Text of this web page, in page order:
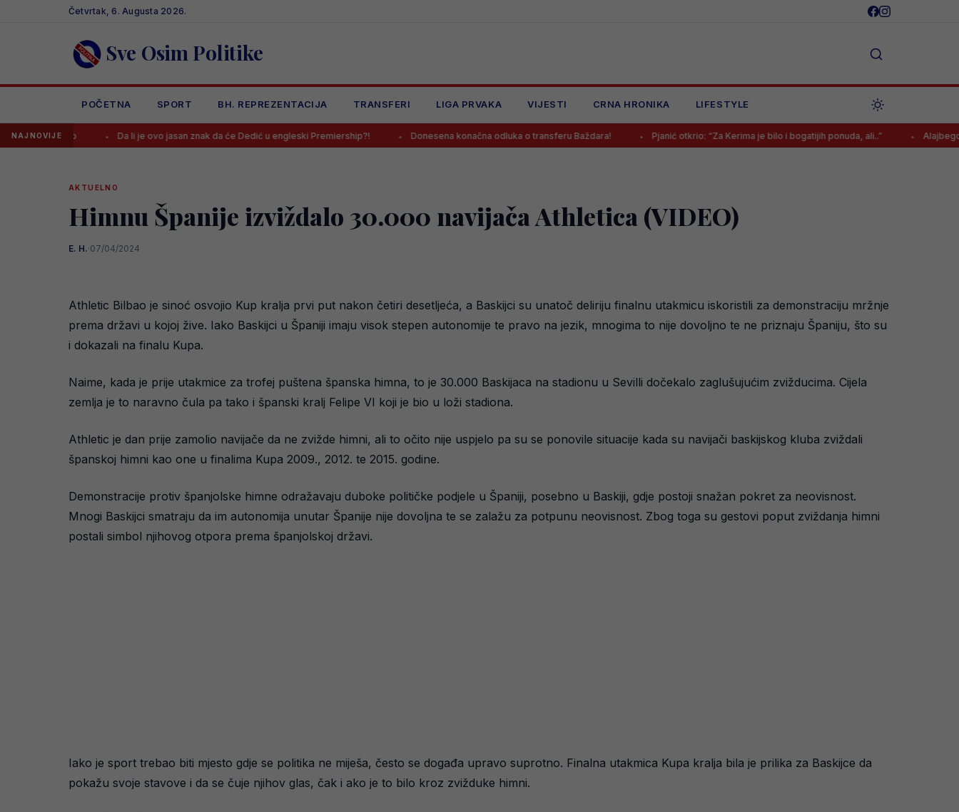
Četvrtak, 6. Augusta 2026.
Sve Osim Politike
POČETNA SPORT BH. REPREZENTACIJA TRANSFERI LIGA PRVAKA VIJESTI CRNA HRONIKA LIFESTYLE
NAJNOVIJEDa li je ovo jasan znak da će Dedić u engleski Premiership?! Donesena konačna odluka o transferu Baždara! Pjanić otkrio: “Za Kerima je bilo i bogatijih ponuda, ali..” Alajbegović u subotu
AKTUELNO
Himnu Španije izviždalo 30.000 navijača Athletica (VIDEO)
E. H.·07/04/2024
Athletic Bilbao je sinoć osvojio Kup kralja prvi put nakon četiri desetljeća, a Baskijci su unatoč deliriju finalnu utakmicu iskoristili za demonstraciju mržnje
prema državi u kojoj žive. Iako Baskijci u Španiji imaju visok stepen autonomije te pravo na jezik, mnogima to nije dovoljno te ne priznaju Španiju, što su
i dokazali na finalu Kupa.
Naime, kada je prije utakmice za trofej puštena španska himna, to je 30.000 Baskijaca na stadionu u Sevilli dočekalo zaglušujućim zvižducima. Cijela
zemlja je to naravno čula pa tako i španski kralj Felipe VI koji je bio u loži stadiona.
Athletic je dan prije zamolio navijače da ne zvižde himni, ali to očito nije uspjelo pa su se ponovile situacije kada su navijači baskijskog kluba zviždali
španskoj himni kao one u finalima Kupa 2009., 2012. te 2015. godine.
Demonstracije protiv španjolske himne odražavaju duboke političke podjele u Španiji, posebno u Baskiji, gdje postoji snažan pokret za neovisnost.
Mnogi Baskijci smatraju da im autonomija unutar Španije nije dovoljna te se zalažu za potpunu neovisnost. Zbog toga su gestovi poput zviždanja himni
postali simbol njihovog otpora prema španjolskoj državi.
Iako je sport trebao biti mjesto gdje se politika ne miješa, često se događa upravo suprotno. Finalna utakmica Kupa kralja bila je prilika za Baskijce da
pokažu svoje stavove i da se čuje njihov glas, čak i ako je to bilo kroz zvižduke himni.